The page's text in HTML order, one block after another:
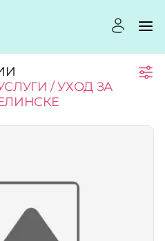
/ УХОД ЗА